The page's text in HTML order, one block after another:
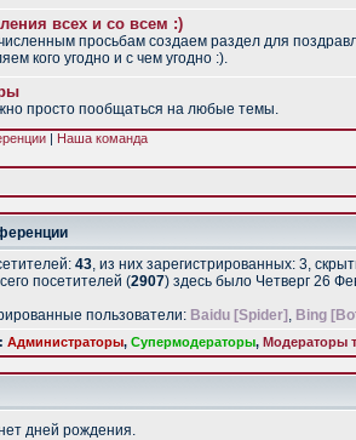
всех и со всем :)
просьбам создаем раздел для
кого угодно и с чем угодно :).
просто пообщаться на любые темы.
| Наша команда
43, из них зарегистрированных: 3,
посетителей (2907) здесь было Четверг 26
пользователи: Baidu [Spider] , Bing
Администраторы, Супермодераторы, Модераторы
дней рождения.